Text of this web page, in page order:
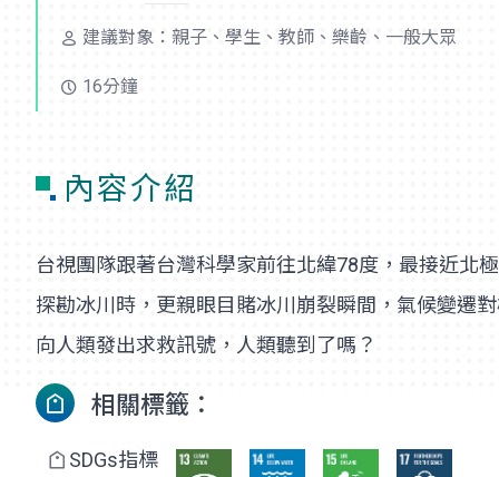
建議對象：親子、學生、教師、樂齡、一般大眾
16分鐘
內容介紹
台視團隊跟著台灣科學家前往北緯78度，最接近北
探勘冰川時，更親眼目賭冰川崩裂瞬間，氣候變遷
向人類發出求救訊號，人類聽到了嗎？
相關標籤：
SDGs指標